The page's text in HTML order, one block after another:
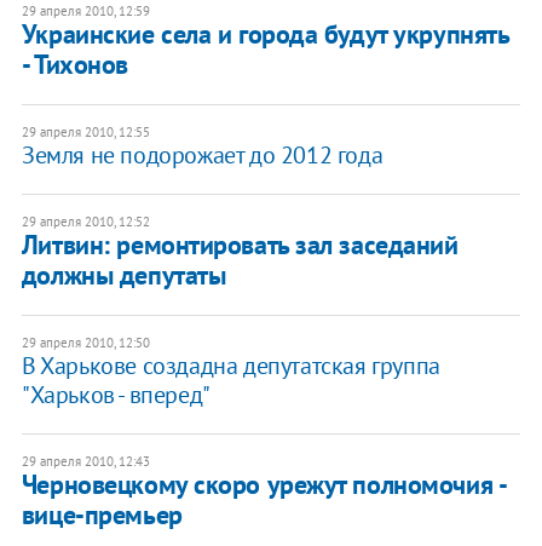
29 апреля 2010, 12:59
Украинские села и города будут укрупнять
- Тихонов
29 апреля 2010, 12:55
Земля не подорожает до 2012 года
29 апреля 2010, 12:52
Литвин: ремонтировать зал заседаний
должны депутаты
29 апреля 2010, 12:50
В Харькове создадна депутатская группа
"Харьков - вперед"
29 апреля 2010, 12:43
Черновецкому скоро урежут полномочия -
вице-премьер